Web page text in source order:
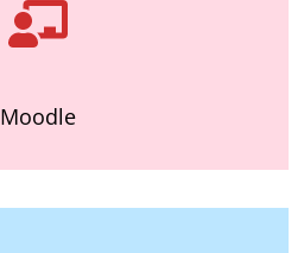
Moodle